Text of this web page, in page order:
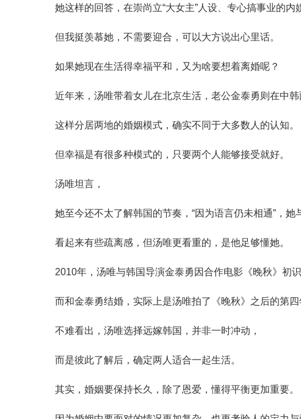
她这样的回答，在崇尚立“大女主”人设、专心搞事业的内
但我挺羡慕她，不需要迎合，可以大方说出心里话。
如果她现在生活得幸福平和，又为啥要想着离婚呢？
近年来，汤唯带着女儿在北京生活，老公金泰勇则在中韩
这样分居两地的婚姻模式，确实不同于大多数人的认知。
但幸福是有很多种模式的，只要两个人能够接受就好。
汤唯坦言，
她至今还不太了解韩国的节奏，“因为语言仍未相通”，她
看起来有些疏离感，但汤唯更看重的，是他足够懂她。
2010年，汤唯与韩国导演金泰勇因合作电影《晚秋》初识
而和金泰勇结婚，实际上是汤唯拍了《晚秋》之后的第四
不难看出，汤唯选择远嫁韩国，并非一时冲动，
而是彼此了解后，确定两人适合一起生活。
其实，婚姻要保持长久，除了恩爱，懂得平衡更加重要。